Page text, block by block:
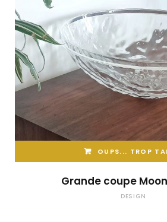
OUPS... TROP
Grande coupe
DESIGN